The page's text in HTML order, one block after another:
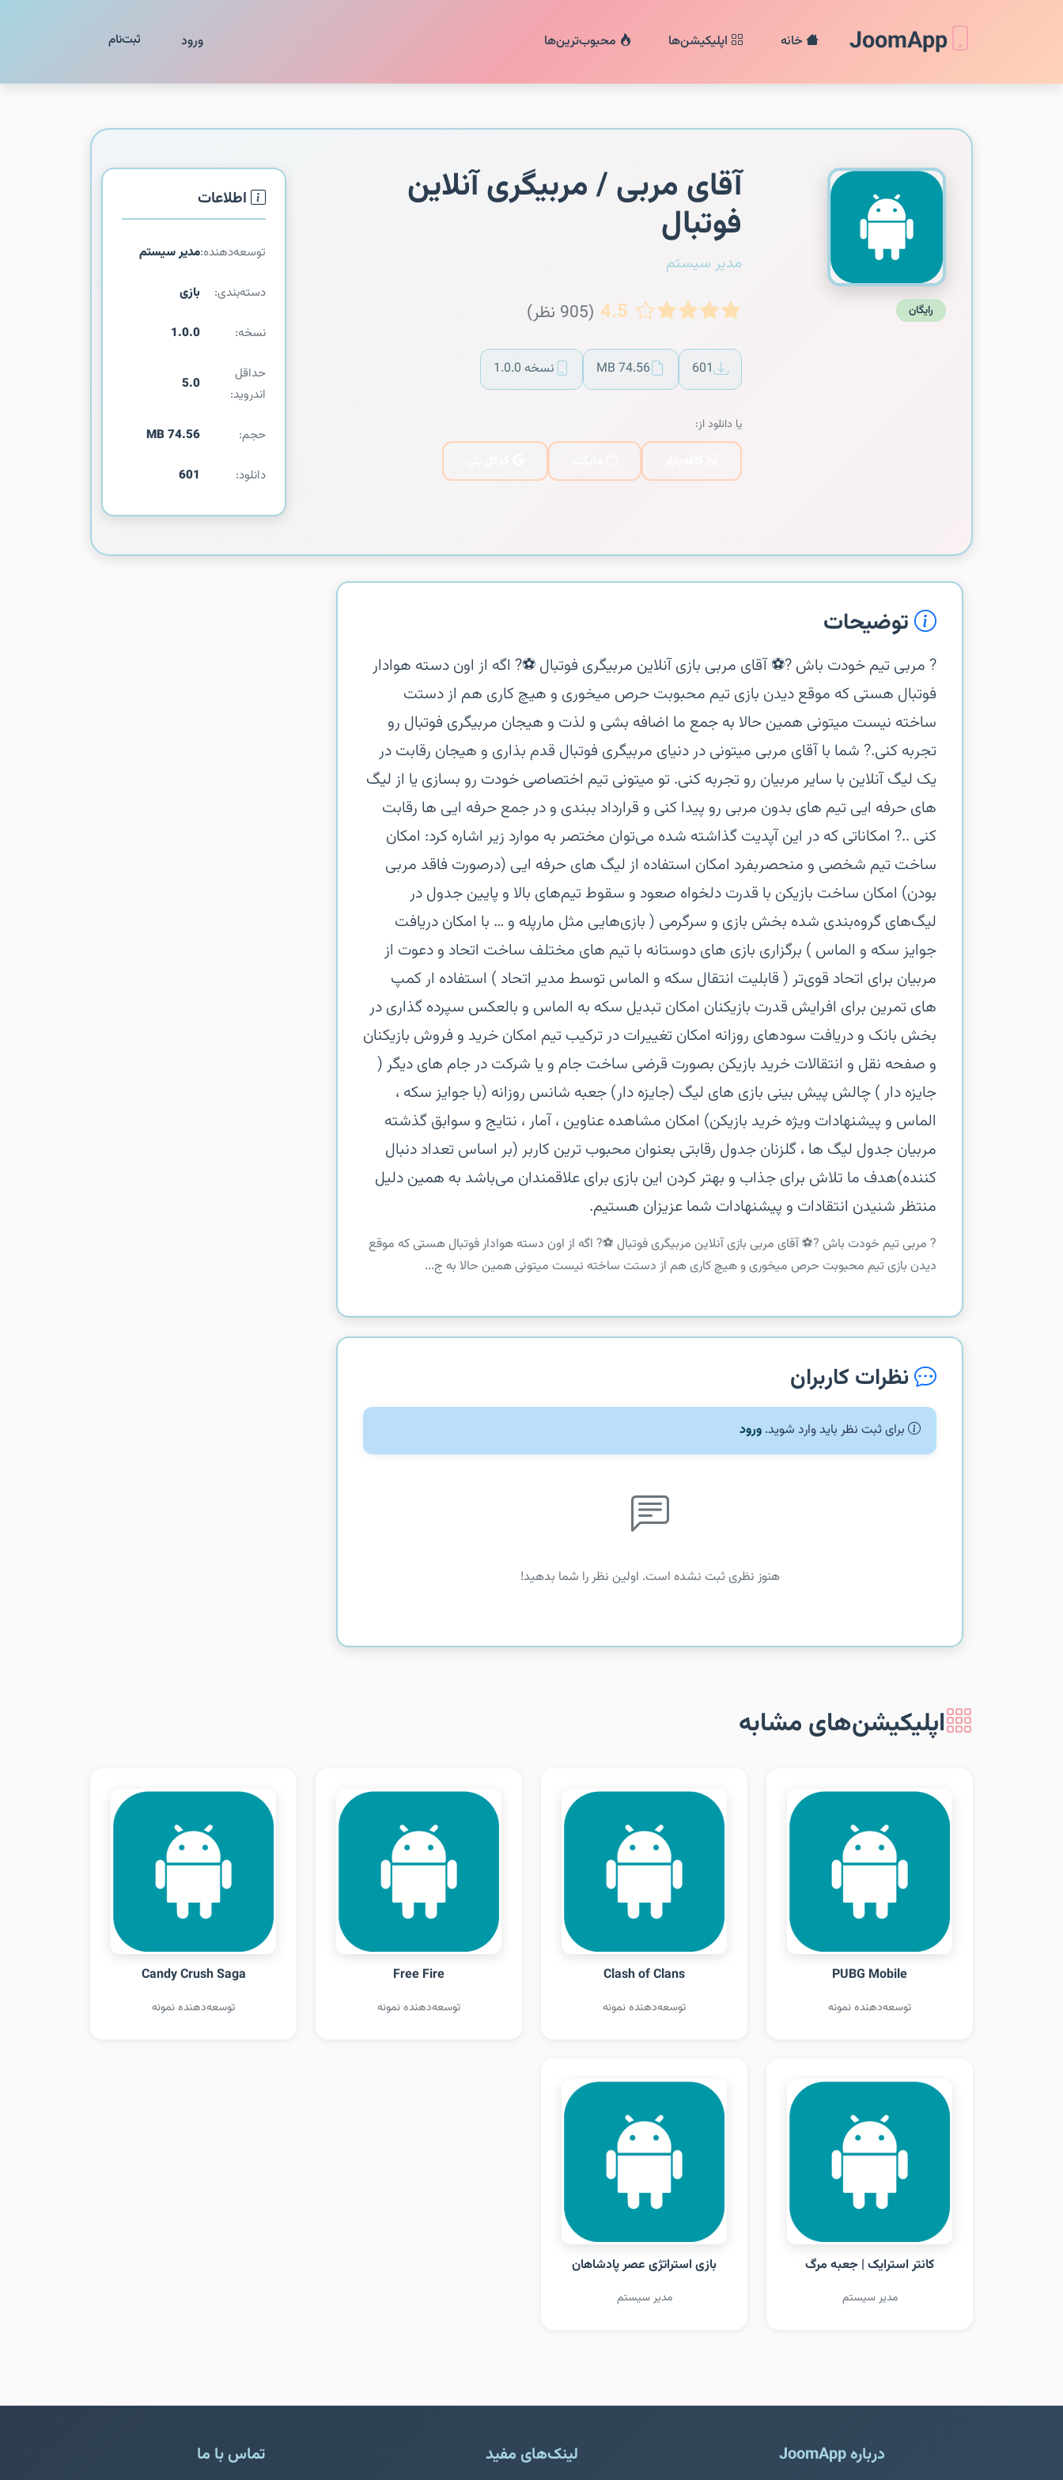
JoomApp خانه اپلیکیشن‌ها محبوب‌ترین‌ها ورود ثبت‌نام
رایگان
آقای مربی / مربیگری آنلاین
فوتبال
مدیر سیستم
4.5 (905 نظر)
601
74.56 MB نسخه 1.0.0
یا دانلود از:
اطلاعات
توسعه‌دهنده:مدیر سیستم
دسته‌بندی: بازی
نسخه: 1.0.0
حداقل
اندروید:
5.0
حجم: 74.56 MB
دانلود: 601
توضیحات
‏‏? مربی تیم خودت باش ?‏⚽️ آقای مربی بازی آنلاین مربیگری فوتبال ⚽️‏? اگه از اون دسته هوادار
فوتبال هستی که موقع دیدن بازی تیم محبوبت حرص میخوری و هیچ کاری هم از دستت
ساخته نیست میتونی همین حالا به جمع ما اضافه بشی و لذت و هیجان مربیگری فوتبال رو
تجربه کنی.‏? شما با آقای مربی میتونی در دنیای مربیگری فوتبال قدم بذاری و هیجان رقابت در
یک لیگ آنلاین با سایر مربیان رو تجربه کنی. تو میتونی تیم اختصاصی خودت رو بسازی یا از لیگ
های حرفه ایی تیم های بدون مربی رو پیدا کنی و قرارداد ببندی و در جمع حرفه ایی ها رقابت
کنی .‏.‏? امکاناتی که در این آپدیت گذاشته شده می‌توان مختصر به موارد زیر اشاره کرد:‏ امکان
ساخت تیم شخصی و منحصربفرد‏ امکان استفاده از لیگ های حرفه ایی (درصورت فاقد مربی
بودن)‏ امکان ساخت بازیکن با قدرت دلخواه‏ صعود و سقوط تیم‌های بالا و پایین جدول در
لیگ‌های گروه‌بندی شده‏ بخش بازی و سرگرمی ( بازی‌هایی مثل مارپله و … با امکان دریافت
جوایز سکه و الماس )‏ برگزاری بازی های دوستانه با تیم های مختلف‏ ساخت اتحاد و دعوت از
مربیان برای اتحاد قوی‌تر ( قابلیت انتقال سکه و الماس توسط مدیر اتحاد )‏ استفاده ار کمپ
های تمرین برای افرایش قدرت بازیکنان‏ امکان تبدیل سکه به الماس و بالعکس‏ سپرده گذاری در
بخش بانک و دریافت سودهای روزانه‏ امکان تغییرات در ترکیب تیم‏ امکان خرید و فروش بازیکنان
و صفحه نقل و انتقالات‏ خرید بازیکن بصورت قرضی‏ ساخت جام و یا شرکت در جام های دیگر (
جایزه دار )‏ چالش پیش بینی بازی های لیگ (جایزه دار)‏ جعبه شانس روزانه (با جوایز سکه ،
الماس و پیشنهادات ویژه خرید بازیکن)‏ امکان مشاهده عناوین ، آمار ، نتایج و سوابق گذشته
مربیان‏ جدول لیگ ها ، گلزنان‏ جدول رقابتی بعنوان محبوب ترین کاربر (بر اساس تعداد دنبال
کننده)‏هدف ما تلاش برای جذاب و بهتر کردن این بازی برای علاقمندان می‌باشد به همین دلیل
منتظر شنیدن انتقادات و پیشنهادات شما عزیزان هستیم.
‏‏? مربی تیم خودت باش ?‏⚽️ آقای مربی بازی آنلاین مربیگری فوتبال ⚽️‏? اگه از اون دسته هوادار فوتبال هستی که موقع
دیدن بازی تیم محبوبت حرص میخوری و هیچ کاری هم از دستت ساخته نیست میتونی همین حالا به ج...
نظرات کاربران
برای ثبت نظر باید وارد شوید. ورود
هنوز نظری ثبت نشده است. اولین نظر را شما بدهید!
اپلیکیشن‌های مشابه
PUBG Mobile
توسعه‌دهنده نمونه
Clash of Clans
توسعه‌دهنده نمونه
Free Fire
توسعه‌دهنده نمونه
Candy Crush Saga
توسعه‌دهنده نمونه
کانتر استرایک | جعبه مرگ
مدیر سیستم
بازی استراتژی عصر پادشاهان
مدیر سیستم
درباره JoomApp لینک‌های مفید تماس با ما